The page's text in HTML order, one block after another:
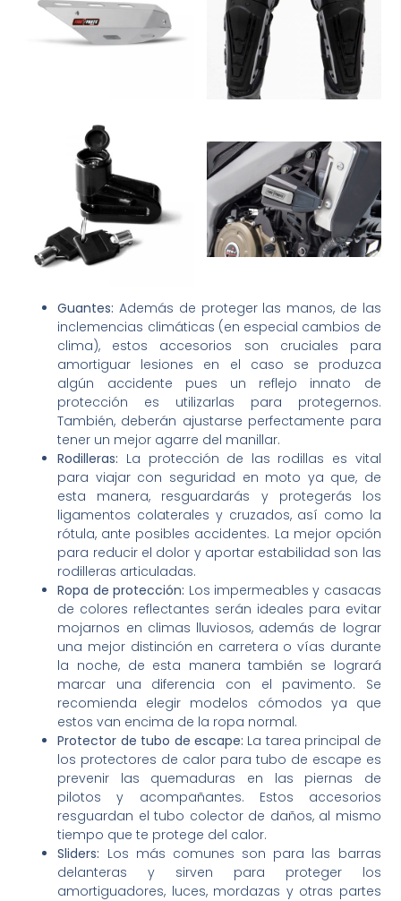
Guantes: Además de proteger las manos, de las
inclemencias climáticas (en especial cambios de
clima), estos accesorios son cruciales para
amortiguar lesiones en el caso se produzca
algún accidente pues un reflejo innato de
protección es utilizarlas para protegernos.
También, deberán ajustarse perfectamente para
tener un mejor agarre del manillar.
Rodilleras: La protección de las rodillas es vital
para viajar con seguridad en moto ya que, de
esta manera, resguardarás y protegerás los
ligamentos colaterales y cruzados, así como la
rótula, ante posibles accidentes. La mejor opción
para reducir el dolor y aportar estabilidad son las
rodilleras articuladas.
Ropa de protección: Los impermeables y casacas
de colores reflectantes serán ideales para evitar
mojarnos en climas lluviosos, además de lograr
una mejor distinción en carretera o vías durante
la noche, de esta manera también se logrará
marcar una diferencia con el pavimento. Se
recomienda elegir modelos cómodos ya que
estos van encima de la ropa normal.
Protector de tubo de escape: La tarea principal de
los protectores de calor para tubo de escape es
prevenir las quemaduras en las piernas de
pilotos y acompañantes. Estos accesorios
resguardan el tubo colector de daños, al mismo
tiempo que te protege del calor.
Sliders: Los más comunes son para las barras
delanteras y sirven para proteger los
amortiguadores, luces, mordazas y otras partes